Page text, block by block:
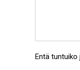
Entä tuntuiko